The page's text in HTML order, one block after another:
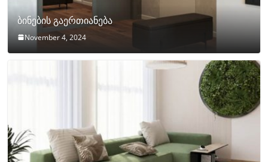
ბინების გაერთიანება
November 4, 2024